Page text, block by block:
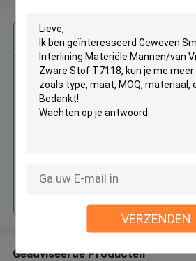
VERZENDEN
Krijg de beste
Geweven
Materiële
Kostuum
Doorgaan
Geadviseerde Producten